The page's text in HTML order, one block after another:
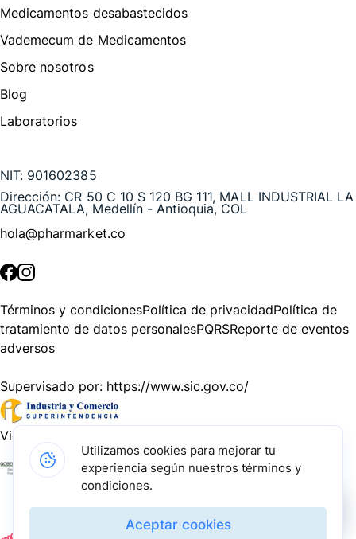
Medicamentos desabastecidos
Vademecum de Medicamentos
Sobre nosotros
Blog
Laboratorios
NIT: 901602385
Dirección: CR 50 C 10 S 120 BG 111, MALL INDUSTRIAL LA
AGUACATALA, Medellín - Antioquia, COL
hola@pharmarket.co
Términos y condicionesPolítica de privacidadPolítica de
tratamiento de datos personalesPQRSReporte de eventos
adversos
Supervisado por: https://www.sic.gov.co/
Vigilado por:
Gracias a nuestros impulsadores, podemos presentarte la
solución tecnológica más avanzada para resolver los
desafíos farmacéuticos de la actualidad.
Utilizamos cookies para mejorar tu
experiencia según nuestros términos y
condiciones.
Aceptar cookies